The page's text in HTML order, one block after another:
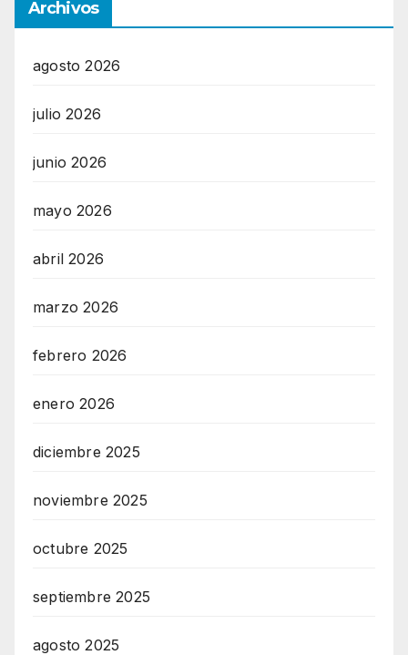
Archivos
agosto 2026
julio 2026
junio 2026
mayo 2026
abril 2026
marzo 2026
febrero 2026
enero 2026
diciembre 2025
noviembre 2025
octubre 2025
septiembre 2025
agosto 2025